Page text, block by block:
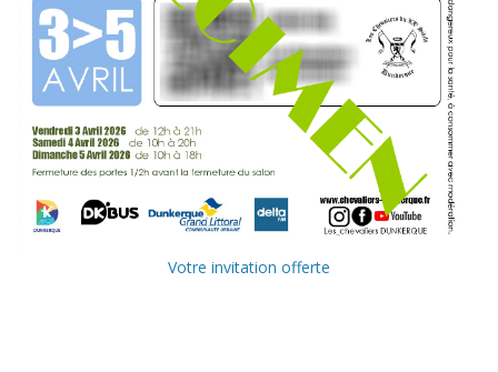
Votre invitation offerte